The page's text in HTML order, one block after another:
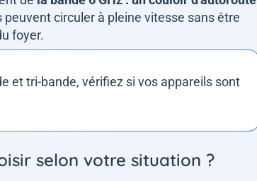
circuler à pleine vitesse sans être
foyer.
et tri-bande, vérifiez si vos appareils sont
selon votre situation ?